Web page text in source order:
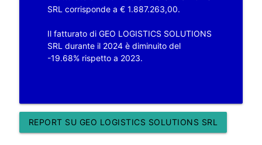
SRL corrisponde a € 1.887.263,00.
Il fatturato di GEO LOGISTICS SOLUTIONS
SRL durante il 2024 è diminuito del
-19.68% rispetto a 2023.
REPORT SU GEO LOGISTICS SOLUTIONS SRL